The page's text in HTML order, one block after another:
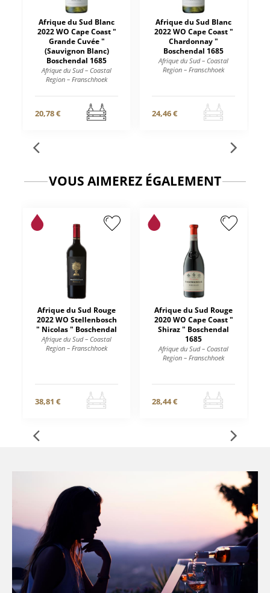
Afrique du Sud Blanc
2022 WO Cape Coast "
Grande Cuvée "
(Sauvignon Blanc)
Boschendal 1685
Afrique du Sud – Coastal
Region – Franschhoek
20,78 €
Afrique du Sud Blanc
2022 WO Cape Coast "
Chardonnay "
Boschendal 1685
Afrique du Sud – Coastal
Region – Franschhoek
24,46 €
VOUS AIMEREZ ÉGALEMENT
Afrique du Sud Rouge
2022 WO Stellenbosch
" Nicolas " Boschendal
Afrique du Sud – Coastal
Region – Franschhoek
38,81 €
Afrique du Sud Rouge
2020 WO Cape Coast "
Shiraz " Boschendal
1685
Afrique du Sud – Coastal
Region – Franschhoek
28,44 €